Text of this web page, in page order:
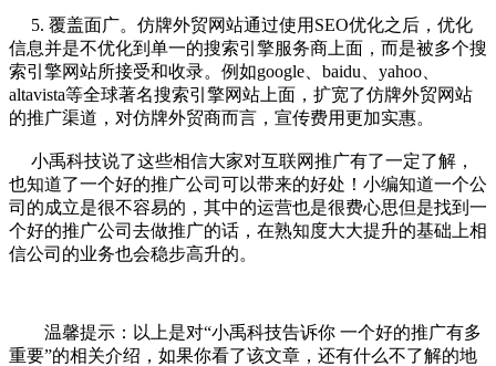
5. 覆盖面广。仿牌外贸网站通过使用 SEO优化之后，优化
信息并是不优化到单一的搜索引擎服务商上面，而是被多个搜
索引擎网站所接受和收录。例如google、baidu、yahoo、
altavista等全球著名搜索引擎网站上面，扩宽了仿牌外贸网站
的推广渠道，对仿牌外贸商而言，宣传费用更加实惠。
小禹科技说了这些相信大家对互联网推广有了一定了解，
也知道了一个好的推广公司 可以带来的好处！小编知道一个公
司的成立是很不容易的，其中的运营也是很费心思但是找到一
个好的推广公司去做推广的话，在熟知度大大提升的基础上相
信公司的业务也会稳步高升的。
温馨提示：以上是对“小禹科技告诉你 一个好的推广有多
重要”的相关介绍，如果你看了该文章，还有什么不了解的地